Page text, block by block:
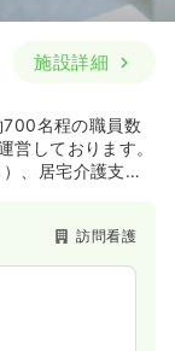
施設詳細
名程の職員数
営しております。
、居宅介護支
訪問看護